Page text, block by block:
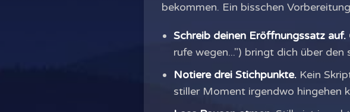
bekommen. Ein bisschen
Schreib deinen Eröffnungssatz auf.
rufe wegen...") bringt dich über
Notiere drei Stichpunkte. Kein
stiller Moment irgendwo hingehen